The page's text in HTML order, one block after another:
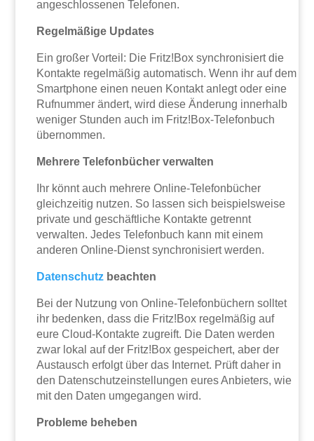
angeschlossenen Telefonen.
Regelmäßige Updates
Ein großer Vorteil: Die Fritz!Box synchronisiert die
Kontakte regelmäßig automatisch. Wenn ihr auf dem
Smartphone einen neuen Kontakt anlegt oder eine
Rufnummer ändert, wird diese Änderung innerhalb
weniger Stunden auch im Fritz!Box-Telefonbuch
übernommen.
Mehrere Telefonbücher verwalten
Ihr könnt auch mehrere Online-Telefonbücher
gleichzeitig nutzen. So lassen sich beispielsweise
private und geschäftliche Kontakte getrennt
verwalten. Jedes Telefonbuch kann mit einem
anderen Online-Dienst synchronisiert werden.
Datenschutz beachten
Bei der Nutzung von Online-Telefonbüchern solltet
ihr bedenken, dass die Fritz!Box regelmäßig auf
eure Cloud-Kontakte zugreift. Die Daten werden
zwar lokal auf der Fritz!Box gespeichert, aber der
Austausch erfolgt über das Internet. Prüft daher in
den Datenschutzeinstellungen eures Anbieters, wie
mit den Daten umgegangen wird.
Probleme beheben